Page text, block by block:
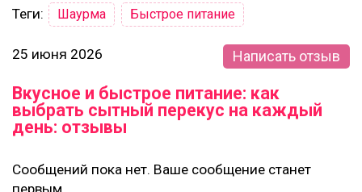
Теги: Шаурма Быстрое питание
25 июня 2026 Написать отзыв
Вкусное и быстрое питание: как
выбрать сытный перекус на каждый
день: отзывы
Сообщений пока нет. Ваше сообщение станет
первым.